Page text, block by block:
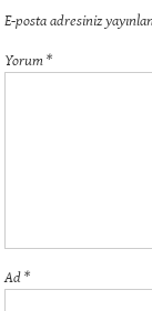
E-posta adresiniz
Yorum*
Ad*